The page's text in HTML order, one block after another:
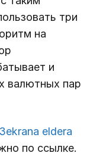
три
на
и
валютных пар
3ekrana eldera
по ссылке.